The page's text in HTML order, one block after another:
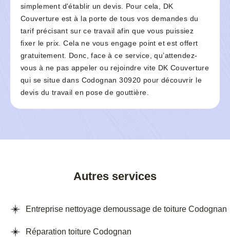
simplement d'établir un devis. Pour cela, DK
Couverture est à la porte de tous vos demandes du
tarif précisant sur ce travail afin que vous puissiez
fixer le prix. Cela ne vous engage point et est offert
gratuitement. Donc, face à ce service, qu’attendez-
vous à ne pas appeler ou rejoindre vite DK Couverture
qui se situe dans Codognan 30920 pour découvrir le
devis du travail en pose de gouttière.
Autres services
Entreprise nettoyage demoussage de toiture Codognan
Réparation toiture Codognan